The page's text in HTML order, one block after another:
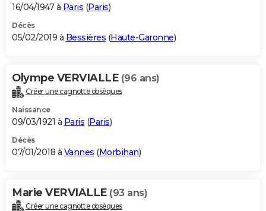
16/04/1947 à Paris (Paris)
Décès
05/02/2019 à Bessières (Haute-Garonne)
Olympe VERVIALLE (96 ans)
Créer une cagnotte obsèques
Naissance
09/03/1921 à Paris (Paris)
Décès
07/01/2018 à Vannes (Morbihan)
Marie VERVIALLE (93 ans)
Créer une cagnotte obsèques